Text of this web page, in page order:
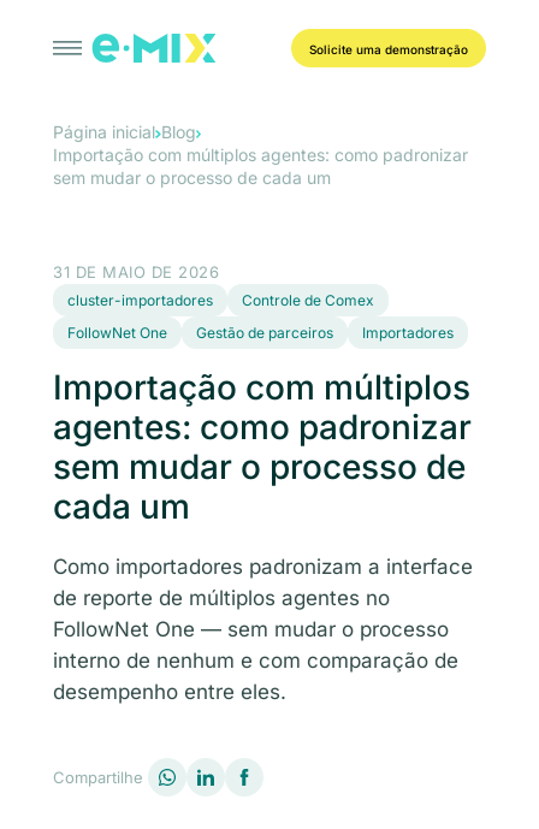
Solicite uma demonstração
Página inicial Blog
Importação com múltiplos agentes: como padronizar
sem mudar o processo de cada um
31 DE MAIO DE 2026
cluster-importadores
Controle de Comex
FollowNet One
Gestão de parceiros Importadores
Importação com múltiplos
agentes: como padronizar
sem mudar o processo de
cada um
Como importadores padronizam a interface
de reporte de múltiplos agentes no
FollowNet One — sem mudar o processo
interno de nenhum e com comparação de
desempenho entre eles.
Compartilhe